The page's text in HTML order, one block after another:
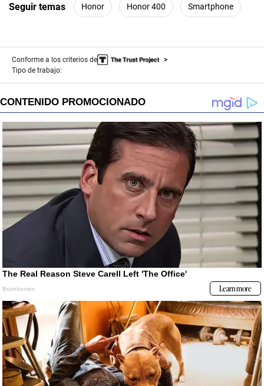
Seguir temas Honor Honor 400 Smartphone
Conforme a los criterios de
Tipo de trabajo: